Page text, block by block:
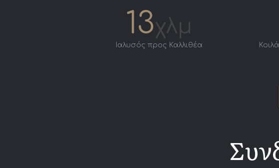
13χλμ
Ιαλυσός προς Καλλιθέα